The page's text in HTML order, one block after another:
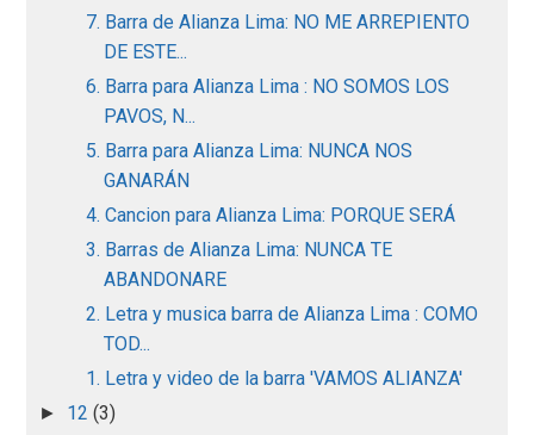
7. Barra de Alianza Lima: NO ME ARREPIENTO
DE ESTE...
6. Barra para Alianza Lima : NO SOMOS LOS
PAVOS, N...
5. Barra para Alianza Lima: NUNCA NOS
GANARÁN
4. Cancion para Alianza Lima: PORQUE SERÁ
3. Barras de Alianza Lima: NUNCA TE
ABANDONARE
2. Letra y musica barra de Alianza Lima : COMO
TOD...
1. Letra y video de la barra 'VAMOS ALIANZA'
► 12(3)